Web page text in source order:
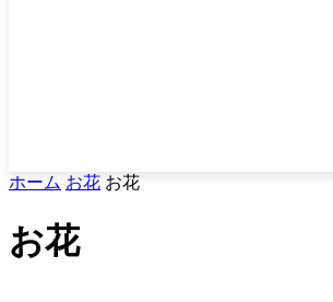
ホーム お花 お花
お花